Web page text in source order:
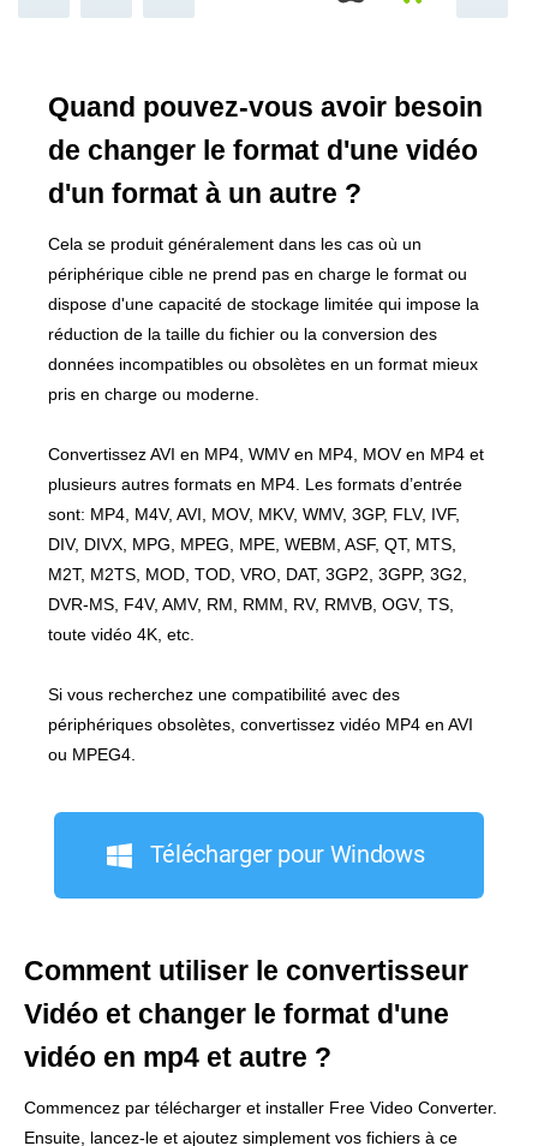
Quand pouvez-vous avoir besoin
de changer le format d'une vidéo
d'un format à un autre ?
Cela se produit généralement dans les cas où un
périphérique cible ne prend pas en charge le format ou
dispose d'une capacité de stockage limitée qui impose la
réduction de la taille du fichier ou la conversion des
données incompatibles ou obsolètes en un format mieux
pris en charge ou moderne.
Convertissez AVI en MP4, WMV en MP4, MOV en MP4 et
plusieurs autres formats en MP4. Les formats d’entrée
sont: MP4, M4V, AVI, MOV, MKV, WMV, 3GP, FLV, IVF,
DIV, DIVX, MPG, MPEG, MPE, WEBM, ASF, QT, MTS,
M2T, M2TS, MOD, TOD, VRO, DAT, 3GP2, 3GPP, 3G2,
DVR-MS, F4V, AMV, RM, RMM, RV, RMVB, OGV, TS,
toute vidéo 4K, etc.
Si vous recherchez une compatibilité avec des
périphériques obsolètes, convertissez vidéo MP4 en AVI
ou MPEG4.
Télécharger pour Windows
Comment utiliser le convertisseur
Vidéo et changer le format d'une
vidéo en mp4 et autre ?
Commencez par télécharger et installer Free Video Converter.
Ensuite, lancez-le et ajoutez simplement vos fichiers à ce